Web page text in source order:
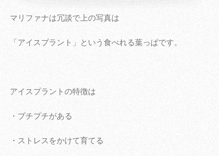
マリファナは冗談で上の写真は
「アイスプラント」という食べれる葉っぱです。
アイスプラントの特徴は
・プチプチがある
・ストレスをかけて育てる